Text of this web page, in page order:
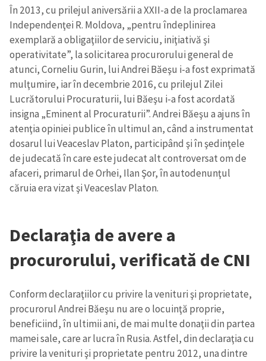
Trimite o informație
Despre ZdG
in English
на русском
În 2013, cu prilejul aniversării a XXII-a de la proclamarea
Independenţei R. Moldova, „pentru îndeplinirea
exemplară a obligaţiilor de serviciu, iniţiativă şi
operativitate”, la solicitarea procurorului general de
atunci, Corneliu Gurin, lui Andrei Băeşu i-a fost exprimată
mulţumire, iar în decembrie 2016, cu prilejul Zilei
Lucrătorului Procuraturii, lui Băeşu i-a fost acordată
insigna „Eminent al Procuraturii”. Andrei Băeşu a ajuns în
atenţia opiniei publice în ultimul an, când a instrumentat
dosarul lui Veaceslav Platon, participând şi în şedinţele
de judecată în care este judecat alt controversat om de
afaceri, primarul de Orhei, Ilan Şor, în autodenunţul
căruia era vizat şi Veaceslav Platon.
Declaraţia de avere a
procurorului, verificată de CNI
Conform declaraţiilor cu privire la venituri şi proprietate,
procurorul Andrei Băeşu nu are o locuinţă proprie,
beneficiind, în ultimii ani, de mai multe donaţii din partea
mamei sale, care ar lucra în Rusia. Astfel, din declaraţia cu
privire la venituri şi proprietate pentru 2012, una dintre